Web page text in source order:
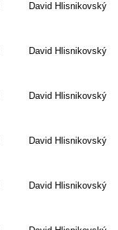
David Hlisnikovský
David Hlisnikovský
David Hlisnikovský
David Hlisnikovský
David Hlisnikovský